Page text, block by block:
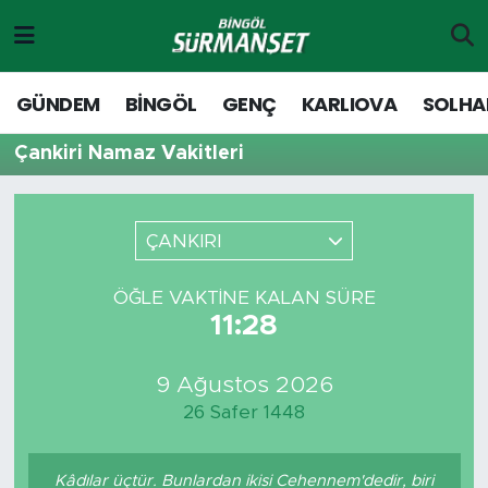
GÜNDEM BİNGÖL GENÇ KARLIOVA
Çankiri Namaz Vakitleri
ÇANKIRI
ÖĞLE VAKTINE KALAN SÜRE
11:28
9 Ağustos 2026
26 Safer 1448
Kâdılar üçtür. Bunlardan ikisi Cehennem'dedir, biri
Genç
Solhan
Adaklı-Kiğı
MD Prestij Dergisi
Siyaset
Merkez Hava Durumu
Merkez Trafik Yoğunluk Haritası
Süper Lig Puan Durumu ve Fikstür
Tüm Manşetler